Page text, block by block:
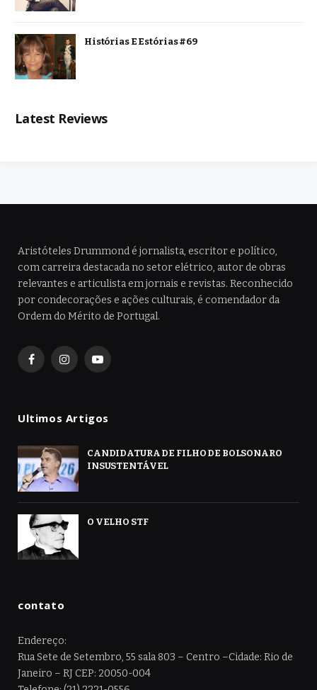
Histórias E Estórias #69
Latest Reviews
Aristóteles Drummond é jornalista, escritor e político,
com carreira destacada no setor elétrico, autor de obras
relevantes e articulista em jornais e revistas. Reconhecido
por condecorações e ações culturais, é comendador da
Ordem do Mérito de Portugal.
FacebookInstagramYouTube
Ultimos Artigos
CANDIDATURA DE FILHO DE BOLSONARO
INSUSTENTÁVEL
O VELHO STF
contato
Endereço:
Rua Sete de Setembro, 55 sala 803 – Centro –Cidade: Rio de
Janeiro – RJ CEP: 20050-004